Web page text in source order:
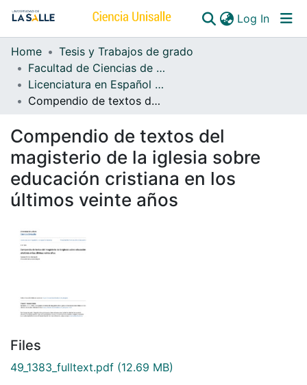
Log In
Communities & Collections
All of DSpace
Home
Tesis y Trabajos de grado
Facultad de Ciencias de la Educación
Licenciatura en Español y Lenguas Extranjeras
Compendio de textos del magisterio de la iglesia sobre educación cristiana en los últimos veinte años
Compendio de textos del
magisterio de la iglesia sobre
educación cristiana en los
últimos veinte años
Files
49_1383_fulltext.pdf (12.69 MB)